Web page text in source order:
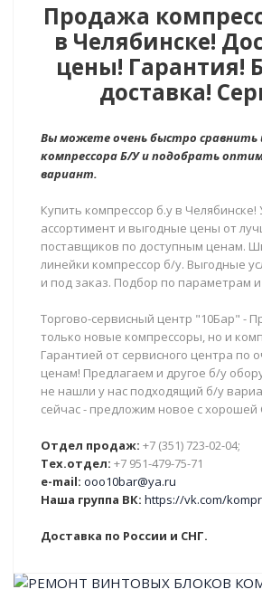
Продажа
в Челябинске!
цены! Гарантия!
доставка!
Вы можете очень быстро сравнить
компрессора Б/У и подобрать
вариант.
Купить компрессор б.у в
ассортимент и выгодные цены от
поставщиков по доступным ценам.
линейки компрессор б/у. Выгодные
и под заказ. Подбор по параметрам
Торгово-сервисный центр "10Бар" -
только новые компрессоры, но и
Гарантией от сервисного центра по
ценам! Предлагаем и другое б/у
не нашли у нас подходящий б/у
сейчас - предложим новое с хорошей
Отдел продаж: +7 (351) 723-02-04;
Тех.отдел: +7 951-479-75-71
e-mail: ooo10bar@ya.ru
Наша группа ВК: https://vk.com/
Доставка по России и СНГ.